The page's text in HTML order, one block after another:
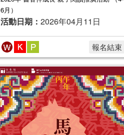
6月）
活動日期： 2026年04月11日
報名結束